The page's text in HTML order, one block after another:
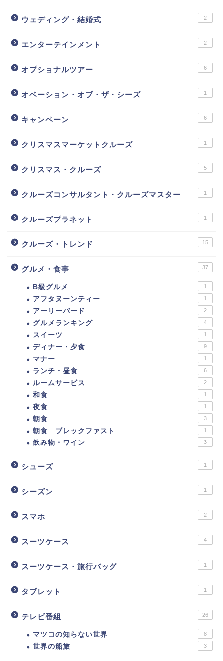
ウェディング・結婚式 2
エンターテインメント 2
オプショナルツアー 6
オベーション・オブ・ザ・シーズ 1
キャンペーン 6
クリスマスマーケットクルーズ 1
クリスマス・クルーズ 5
クルーズコンサルタント・クルーズマスター 1
クルーズプラネット 1
クルーズ・トレンド 15
グルメ・食事 37
B級グルメ 1
アフタヌーンティー 1
アーリーバード 2
グルメランキング 4
スイーツ 1
ディナー・夕食 9
マナー 1
ランチ・昼食 6
ルームサービス 2
和食 1
夜食 1
朝食 3
朝食 ブレックファスト 1
飲み物・ワイン 3
シューズ 1
シーズン 1
スマホ 2
スーツケース 4
スーツケース・旅行バッグ 1
タブレット 1
テレビ番組 26
マツコの知らない世界 8
世界の船旅 3